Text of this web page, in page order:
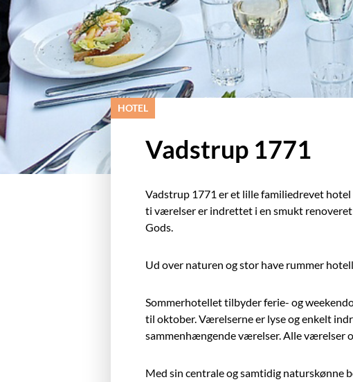
HOTEL
Vadstrup 1771
Vadstrup 1771 er et lille familiedrevet
ti værelser er indrettet i en smukt
Gods.
Ud over naturen og stor have rummer
Sommerhotellet tilbyder ferie- og
til oktober. Værelserne er lyse og enkelt
sammenhængende værelser. Alle værelser
Med sin centrale og samtidig naturskønne